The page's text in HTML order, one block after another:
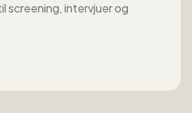
screening, intervjuer og